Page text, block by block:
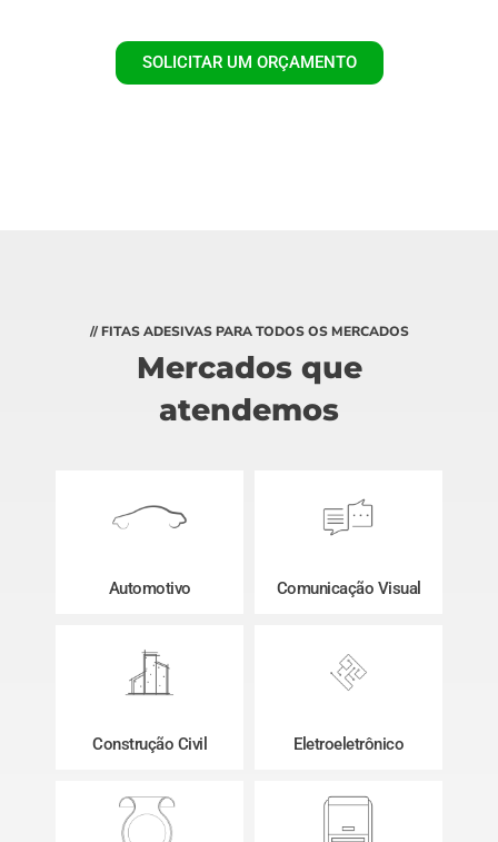
SOLICITAR UM ORÇAMENTO
// FITAS ADESIVAS PARA TODOS OS MERCADOS
Mercados que
atendemos
Automotivo Comunicação Visual
Construção Civil Eletroeletrônico